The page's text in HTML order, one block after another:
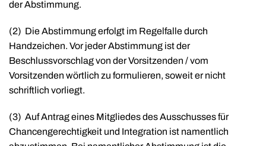
der Abstimmung.
(2) Die Abstimmung erfolgt im Regelfalle durch
Handzeichen. Vor jeder Abstimmung ist der
Beschlussvorschlag von der Vorsitzenden / vom
Vorsitzenden wörtlich zu formulieren, soweit er nicht
schriftlich vorliegt.
(3) Auf Antrag eines Mitgliedes des Ausschusses für
Chancengerechtigkeit und Integration ist namentlich